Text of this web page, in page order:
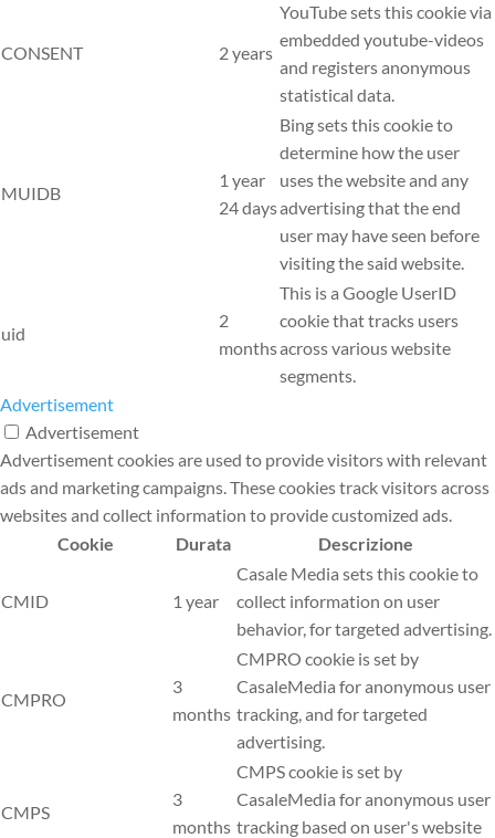
CONSENT 2 years
YouTube sets this cookie via
embedded youtube-videos
and registers anonymous
statistical data.
MUIDB
1 year
24 days
Bing sets this cookie to
determine how the user
uses the website and any
advertising that the end
user may have seen before
visiting the said website.
uid
2
months
This is a Google UserID
cookie that tracks users
across various website
segments.
Advertisement
Advertisement
Advertisement cookies are used to provide visitors with relevant
ads and marketing campaigns. These cookies track visitors across
websites and collect information to provide customized ads.
Cookie
Durata Descrizione
CMID 1 year
Casale Media sets this cookie to
collect information on user
behavior, for targeted advertising.
CMPRO
3
months
CMPRO cookie is set by
CasaleMedia for anonymous user
tracking, and for targeted
advertising.
CMPS
3
months
CMPS cookie is set by
CasaleMedia for anonymous user
tracking based on user's website